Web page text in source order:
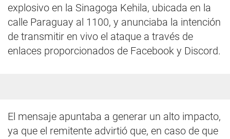
explosivo en la Sinagoga Kehila, ubicada en la
calle Paraguay al 1100, y anunciaba la intención
de transmitir en vivo el ataque a través de
enlaces proporcionados de Facebook y Discord.
El mensaje apuntaba a generar un alto impacto,
ya que el remitente advirtió que, en caso de que